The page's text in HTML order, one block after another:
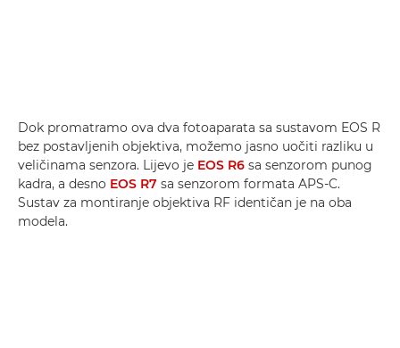
Dok promatramo ova dva fotoaparata sa sustavom EOS R
bez postavljenih objektiva, možemo jasno uočiti razliku u
veličinama senzora. Lijevo je EOS R6 sa senzorom punog
kadra, a desno EOS R7 sa senzorom formata APS-C.
Sustav za montiranje objektiva RF identičan je na oba
modela.